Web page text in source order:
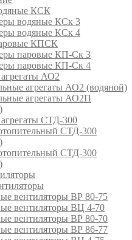
КСК
водяные КСк 3
водяные КСк 4
КПСК
паровые КП-Ск 3
паровые КП-Ск 4
АО2
агрегаты АО2 (водяной)
агрегаты АО2П
СТД-300
СТД-300
СТД-300
вентиляторы ВР 80-75
вентиляторы ВЦ 4-70
вентиляторы ВР 80-70
вентиляторы ВР 86-77